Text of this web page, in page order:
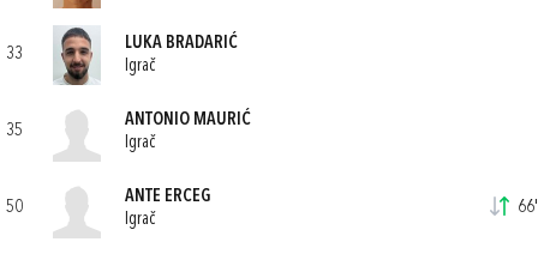
33
LUKA BRADARIĆ
Igrač
35
ANTONIO MAURIĆ
Igrač
50
ANTE ERCEG
Igrač
66'